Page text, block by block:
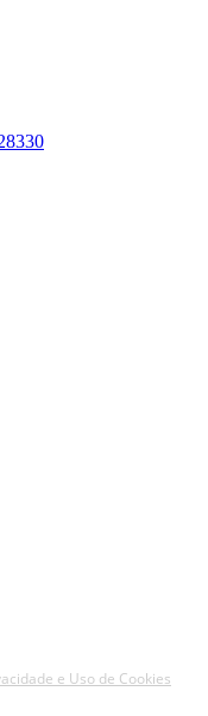
e Uso de Cookies